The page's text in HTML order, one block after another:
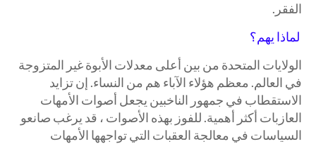
الفقر.
لماذا يهم؟
الولايات المتحدة من بين أعلى معدلات الأبوة غير المتزوجة
في العالم. معظم هؤلاء الآباء هم من النساء. إن تزايد
الاستقطاب في جمهور الناخبين يجعل أصوات الأمهات
العازبات أكثر أهمية. للفوز بهذه الأصوات ، قد يرغب صانعو
السياسات في معالجة العقبات التي تواجهها الأمهات